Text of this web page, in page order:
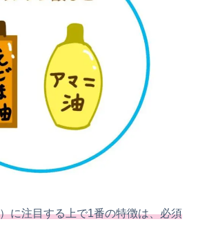
に注目する上で1番の特徴は、必須